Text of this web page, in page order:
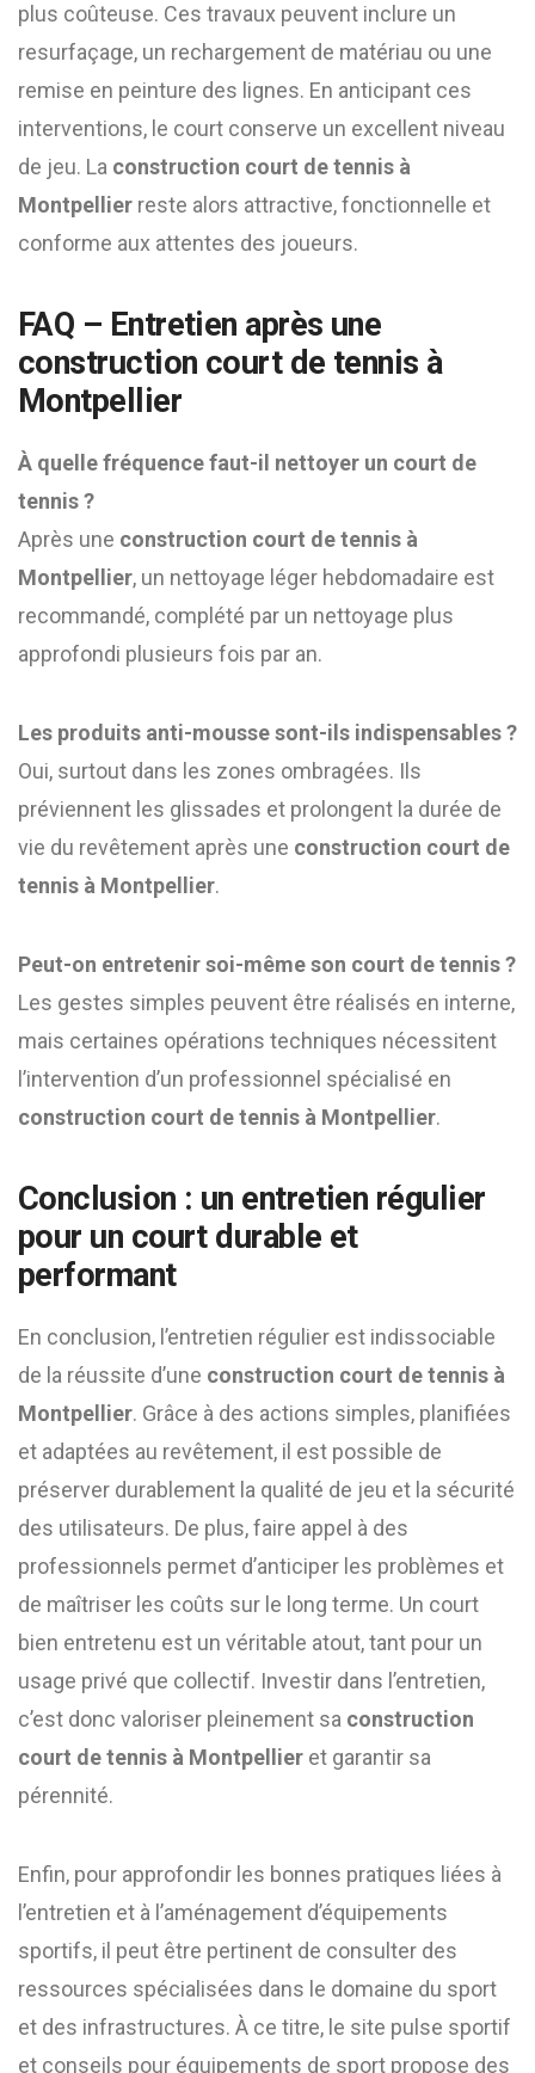
plus coûteuse. Ces travaux peuvent inclure un
resurfaçage, un rechargement de matériau ou une
remise en peinture des lignes. En anticipant ces
interventions, le court conserve un excellent niveau
de jeu. La construction court de tennis à
Montpellier reste alors attractive, fonctionnelle et
conforme aux attentes des joueurs.
FAQ – Entretien après une
construction court de tennis à
Montpellier
À quelle fréquence faut-il nettoyer un court de
tennis ?
Après une construction court de tennis à
Montpellier, un nettoyage léger hebdomadaire est
recommandé, complété par un nettoyage plus
approfondi plusieurs fois par an.
Les produits anti-mousse sont-ils indispensables ?
Oui, surtout dans les zones ombragées. Ils
préviennent les glissades et prolongent la durée de
vie du revêtement après une construction court de
tennis à Montpellier.
Peut-on entretenir soi-même son court de tennis ?
Les gestes simples peuvent être réalisés en interne,
mais certaines opérations techniques nécessitent
l’intervention d’un professionnel spécialisé en
construction court de tennis à Montpellier.
Conclusion : un entretien régulier
pour un court durable et
performant
En conclusion, l’entretien régulier est indissociable
de la réussite d’une construction court de tennis à
Montpellier. Grâce à des actions simples, planifiées
et adaptées au revêtement, il est possible de
préserver durablement la qualité de jeu et la sécurité
des utilisateurs. De plus, faire appel à des
professionnels permet d’anticiper les problèmes et
de maîtriser les coûts sur le long terme. Un court
bien entretenu est un véritable atout, tant pour un
usage privé que collectif. Investir dans l’entretien,
c’est donc valoriser pleinement sa construction
court de tennis à Montpellier et garantir sa
pérennité.
Enfin, pour approfondir les bonnes pratiques liées à
l’entretien et à l’aménagement d’équipements
sportifs, il peut être pertinent de consulter des
ressources spécialisées dans le domaine du sport
et des infrastructures. À ce titre, le site pulse sportif
et conseils pour équipements de sport propose des